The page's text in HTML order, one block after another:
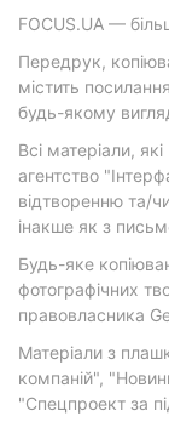
FOCUS.UA —
Передрук,
містить
будь-якому
Всі матеріали,
агентство
відтворенню та/
інакше як з
Будь-яке
фотографічних
правовласника
Матеріали з
компаній",
"Спецпроект за